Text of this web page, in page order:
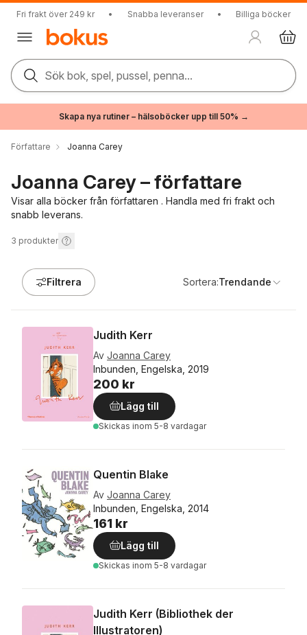
Fri frakt över 249 kr • Snabba leveranser • Billiga böcker
Sök bok, spel, pussel, penna...
Skapa nya rutiner – hälsoböcker upp till 50% →
Författare Joanna Carey
Joanna Carey – författare
Visar alla böcker från författaren . Handla med fri frakt och
snabb leverans.
3 produkter
Filtrera Sortera:Trendande
Judith Kerr
Av Joanna Carey
Inbunden, Engelska, 2019
200 kr
Lägg till
Skickas inom 5-8 vardagar
Quentin Blake
Av Joanna Carey
Inbunden, Engelska, 2014
161 kr
Lägg till
Skickas inom 5-8 vardagar
Judith Kerr (Bibliothek der
Illustratoren)